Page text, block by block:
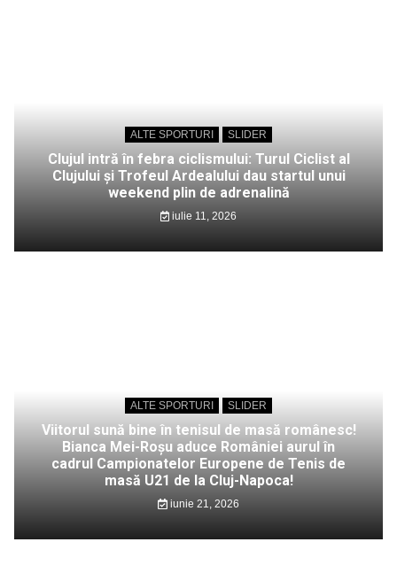
ALTE SPORTURI SLIDER
Clujul intră în febra ciclismului: Turul Ciclist al
Clujului și Trofeul Ardealului dau startul unui
weekend plin de adrenalină
iulie 11, 2026
ALTE SPORTURI SLIDER
Viitorul sună bine în tenisul de masă românesc!
Bianca Mei-Roșu aduce României aurul în
cadrul Campionatelor Europene de Tenis de
masă U21 de la Cluj-Napoca!
iunie 21, 2026